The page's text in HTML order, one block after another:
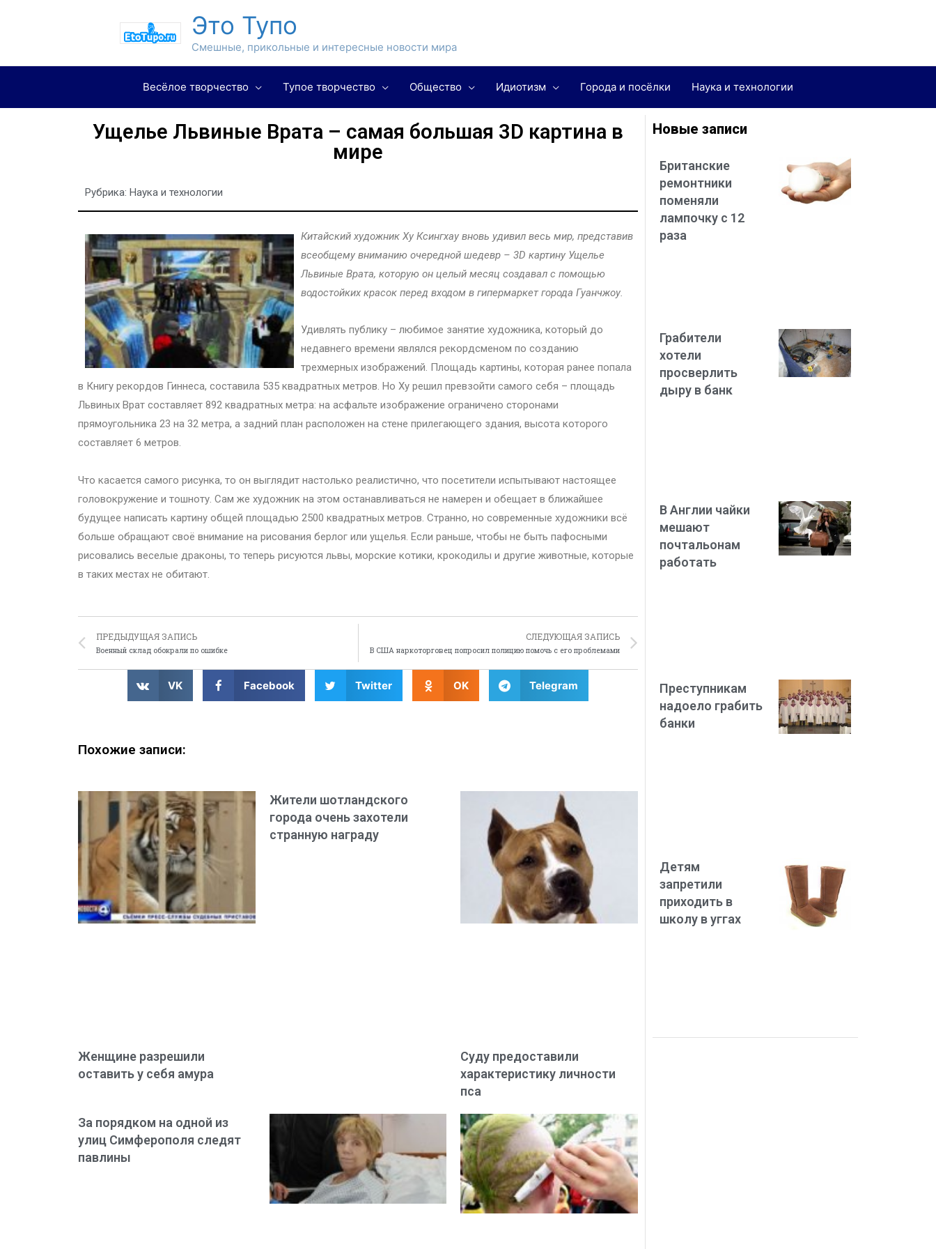
Это Тупо
Смешные, прикольные и интересные новости мира
Весёлое творчество Тупое творчество Общество Идиотизм Города и посёлки Наука и технологии
Ущелье Львиные Врата – самая большая 3D картина в
мире
Рубрика: Наука и технологии
Китайский художник Ху Ксингхау вновь удивил весь мир, представив
всеобщему вниманию очередной шедевр – 3D картину Ущелье
Львиные Врата, которую он целый месяц создавал с помощью
водостойких красок перед входом в гипермаркет города Гуанчжоу.
Удивлять публику – любимое занятие художника, который до
недавнего времени являлся рекордсменом по созданию
трехмерных изображений. Площадь картины, которая ранее попала
в Книгу рекордов Гиннеса, составила 535 квадратных метров. Но Ху решил превзойти самого себя – площадь
Львиных Врат составляет 892 квадратных метра: на асфальте изображение ограничено сторонами
прямоугольника 23 на 32 метра, а задний план расположен на стене прилегающего здания, высота которого
составляет 6 метров.
Что касается самого рисунка, то он выглядит настолько реалистично, что посетители испытывают настоящее
головокружение и тошноту. Сам же художник на этом останавливаться не намерен и обещает в ближайшее
будущее написать картину общей площадью 2500 квадратных метров. Странно, но современные художники всё
больше обращают своё внимание на рисования берлог или ущелья. Если раньше, чтобы не быть пафосными
рисовались веселые драконы, то теперь рисуются львы, морские котики, крокодилы и другие животные, которые
в таких местах не обитают.
ПРЕДЫДУЩАЯ ЗАПИСЬ
Военный склад обокрали по ошибке
СЛЕДУЮЩАЯ ЗАПИСЬ
В США наркоторговец попросил полицию помочь с его проблемами
VK Facebook Twitter OK Telegram
Похожие записи:
Женщине разрешили
оставить у себя амура
Жители шотландского
города очень захотели
странную награду
Суду предоставили
характеристику личности
пса
За порядком на одной из
улиц Симферополя следят
павлины
Новые записи
Британские
ремонтники
поменяли
лампочку с 12
раза
Грабители
хотели
просверлить
дыру в банк
В Англии чайки
мешают
почтальонам
работать
Преступникам
надоело грабить
банки
Детям
запретили
приходить в
школу в уггах